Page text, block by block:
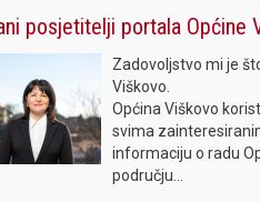
posjetitelji portala Općine
Zadovoljstvo mi je
Viškovo.
Općina Viškovo
svima
informaciju o radu
području...